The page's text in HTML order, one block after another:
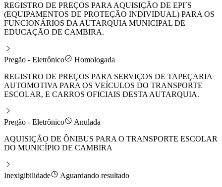
REGISTRO DE PREÇOS PARA AQUISIÇÃO DE EPI´S
(EQUIPAMENTOS DE PROTEÇÃO INDIVIDUAL) PARA OS
FUNCIONÁRIOS DA AUTARQUIA MUNICIPAL DE
EDUCAÇÃO DE CAMBIRA.
Pregão - Eletrônico
Homologada
REGISTRO DE PREÇOS PARA SERVIÇOS DE TAPEÇARIA
AUTOMOTIVA PARA OS VEÍCULOS DO TRANSPORTE
ESCOLAR, E CARROS OFICIAIS DESTA AUTARQUIA.
Pregão - Eletrônico
Anulada
AQUISIÇÃO DE ÔNIBUS PARA O TRANSPORTE ESCOLAR
DO MUNICÍPIO DE CAMBIRA
Inexigibilidade
Aguardando resultado